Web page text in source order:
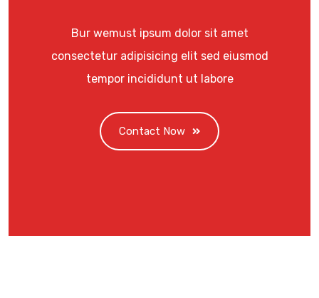
Bur wemust ipsum dolor sit amet
consectetur adipisicing elit sed eiusmod
tempor incididunt ut labore
Contact Now